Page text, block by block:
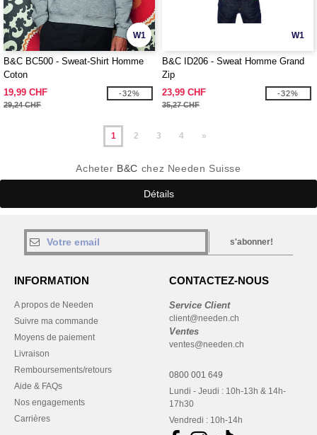
W1
B&C BC500 - Sweat-Shirt Homme
Coton
19,99 CHF
29,24 CHF
-32%
W1
B&C ID206 - Sweat Homme Grand
Zip
23,99 CHF
35,27 CHF
-32%
1 2 3 4 »
Acheter B&C chez Needen Suisse
Détails
s'abonner!
INFORMATION
A propos de Needen
Suivre ma commande
Moyens de paiement
Livraison
Remboursements/retours
Aide & FAQs
Nos engagements
Carrières
CONTACTEZ-NOUS
Service Client
client@needen.ch
Ventes
ventes@needen.ch
0800 001 649
Lundi - Jeudi : 10h-13h & 14h-
17h30
Vendredi : 10h-14h